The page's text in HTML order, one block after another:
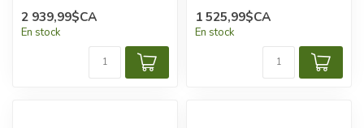
appliqué...
2 939,99$CA
En stock
1 525,99$CA
En stock